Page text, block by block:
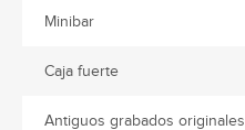
Minibar
Caja fuerte
Antiguos grabados originales